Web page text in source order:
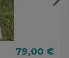
79,00 €